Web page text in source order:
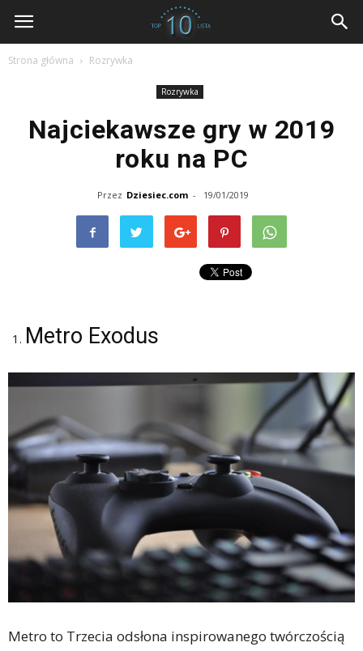
dziesiec.com
Strona główna Rozrywka
Rozrywka
Najciekawsze gry w 2019
roku na PC
Przez Dziesiec.com - 19/01/2019
Metro Exodus
Metro to Trzecia odsłona inspirowanego twórczością